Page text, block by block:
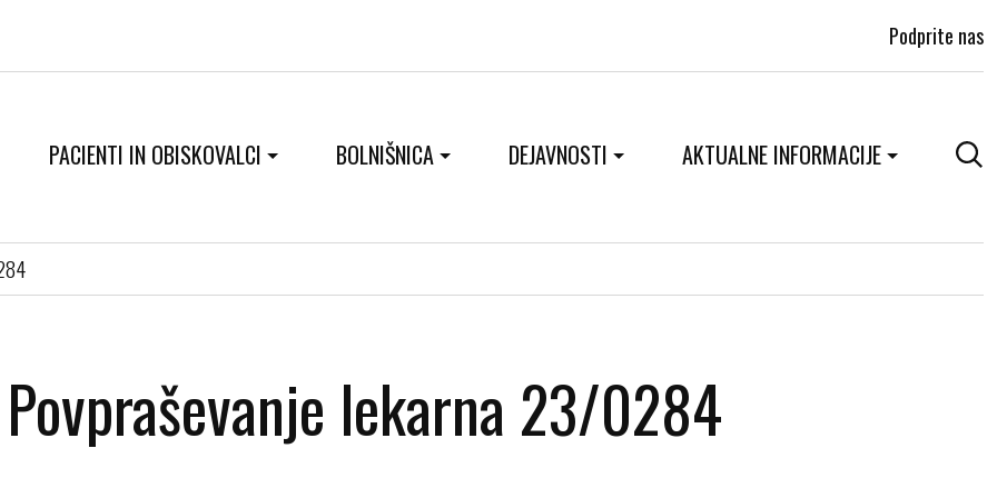
Podprite nas
PACIENTI IN OBISKOVALCI BOLNIŠNICA DEJAVNOSTI AKTUALNE INFORMACIJE
Povpraševanje lekarna 23/0284